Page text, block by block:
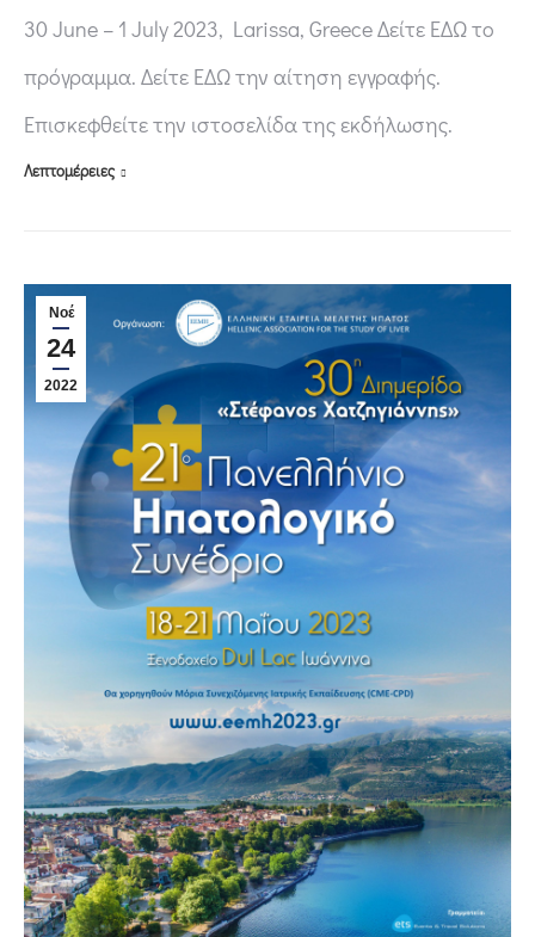
30 June – 1 July 2023, Larissa, Greece Δείτε ΕΔΩ το
πρόγραμμα. Δείτε ΕΔΩ την αίτηση εγγραφής.
Επισκεφθείτε την ιστοσελίδα της εκδήλωσης.
Λεπτομέρειες
Νοέ
24
2022